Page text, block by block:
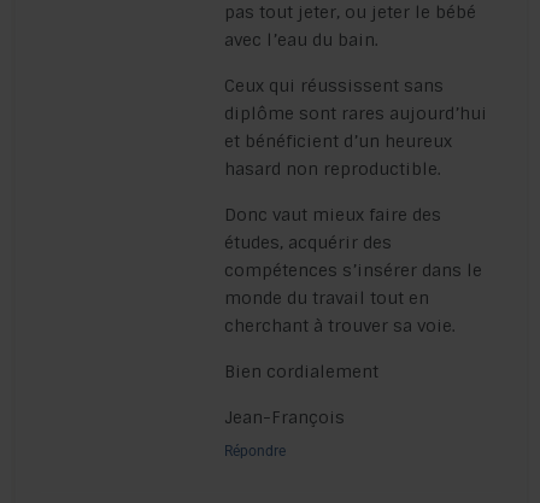
pas tout jeter, ou jeter le bébé
avec l’eau du bain.
Ceux qui réussissent sans
diplôme sont rares aujourd’hui
et bénéficient d’un heureux
hasard non reproductible.
Donc vaut mieux faire des
études, acquérir des
compétences s’insérer dans le
monde du travail tout en
cherchant à trouver sa voie.
Bien cordialement
Jean-François
Répondre